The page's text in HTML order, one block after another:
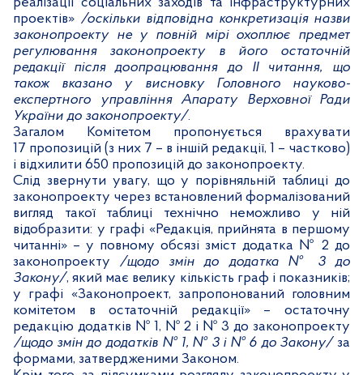
проектів» /оскільки відповідна конкретизація назви
законопроекту не у повній мірі охоплює предмет
регулювання законопроекту в його остаточній
редакції після доопрацювання до ІІ
читання, що
також вказано у висновку Головного науково-
експертного управління Апарату Верховної Ради
України до законопроекту/.
Загалом Комітетом пропонується врахувати
1 7 пропозицій (з них 7 – в іншій редакції, 1 – частково)
і відхилити 650 пропозицій до законопроекту.
Слід звернути увагу, що у порівняльній таблиці до
законопроекту через встановлений формалізований
вигляд такої таблиці технічно неможливо у ній
відобразити: у графі «Редакція, прийнята в першому
читанні» – у повному обсязі зміст додатка № 2 до
законопроекту /щодо змін до додатка № 3 до
Закону/, який має велику кількість граф і показників;
у графі «Законопроект, запропонований головним
комітетом в остаточній редакції» – остаточну
редакцію додатків № 1, № 2 і № 3до законопроекту
/щодо змін до додатків № 1, № 3 і № 6 до Закону/за
формами, затвердженими Законом.